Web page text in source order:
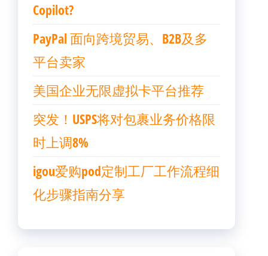
Copilot?
PayPal 面向跨境贸易、B2B及多
平台卖家
美国企业无限虚拟卡平台推荐
突发！USPS将对包裹业务价格限
时上调8%
igou爱购pod定制工厂工作流程细
化步骤指南分享